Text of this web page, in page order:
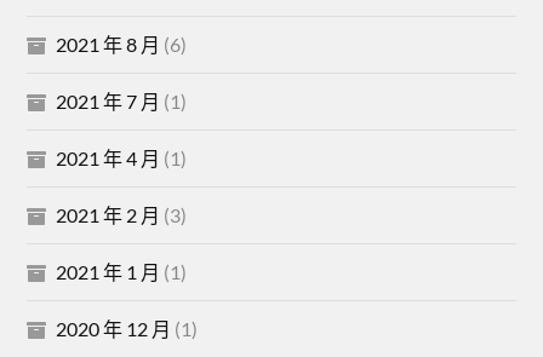
2021 年 8 月 (6)
2021 年 7 月 (1)
2021 年 4 月 (1)
2021 年 2 月 (3)
2021 年 1 月 (1)
2020 年 12 月 (1)